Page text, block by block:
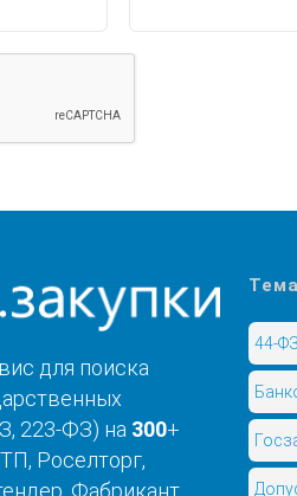
для поиска
223-ФЗ) на 300+
Роселторг,
Фабрикант,
44-ФЗ